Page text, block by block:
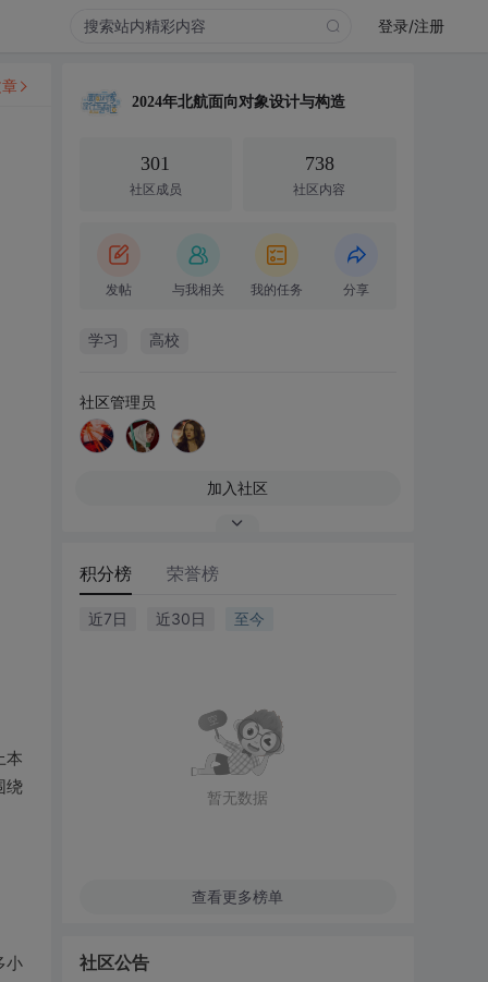
登录/注册
本
绕
小
2024年北航面向对象设计与构造
301
社区成员
738
社区内容
发帖 与我相关 我的任务 分享
学习 高校
社区管理员
加入社区
积分榜 荣誉榜
近7日 近30日 至今
暂无数据
查看更多榜单
社区公告